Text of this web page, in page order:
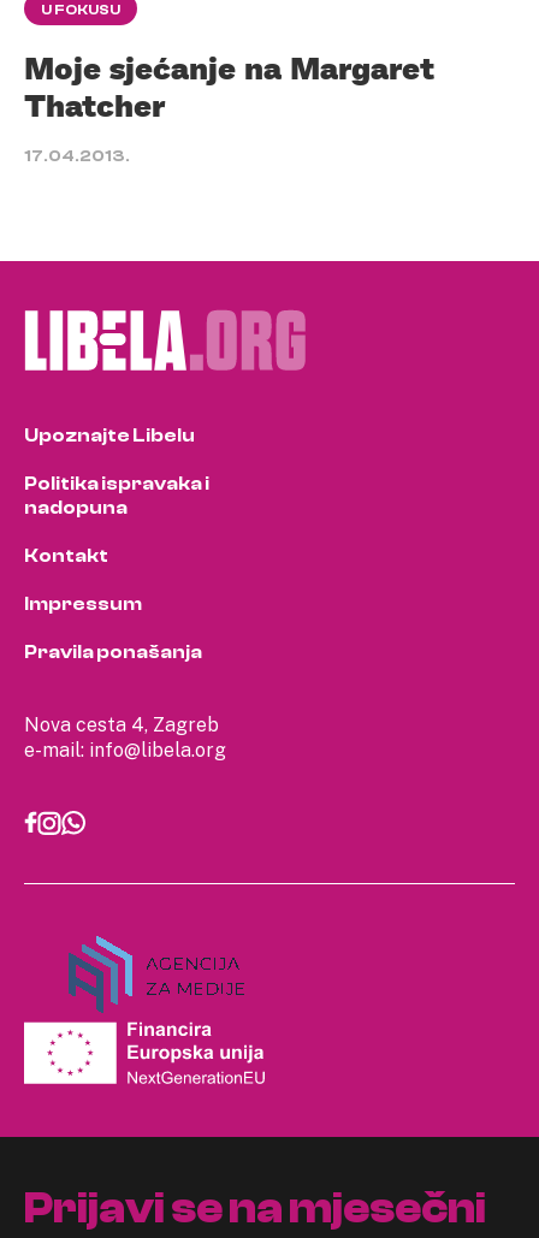
U FOKUSU
Moje sjećanje na Margaret
Thatcher
17.04.2013.
Nova cesta 4, Zagreb
e-mail: info@libela.org
Upoznajte Libelu
Politika ispravaka i
nadopuna
Kontakt
Impressum
Pravila ponašanja
Prijavi se na mjesečni